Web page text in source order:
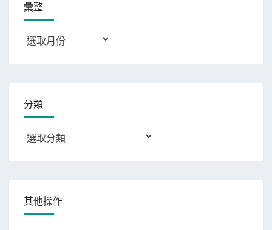
彙整
彙
分類
分
其他操作